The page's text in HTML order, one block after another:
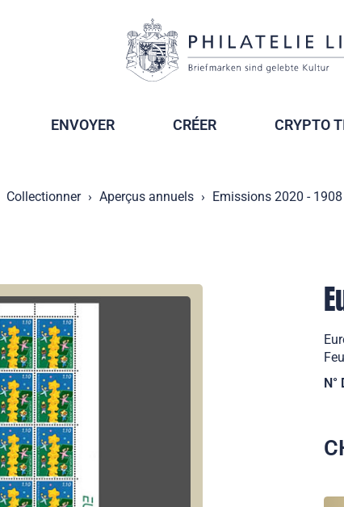
ENVOYER CRÉER CRYPTO
Collectionner Aperçus annuels Emissions 2020 - 1908
N°